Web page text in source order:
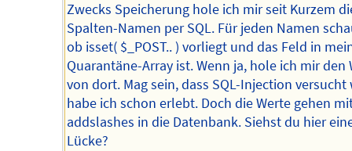
Zwecks Speicherung hole ich mir seit Kurzem
Spalten-Namen per SQL. Für jeden Namen
ob isset( $_POST.. ) vorliegt und das Feld in
Quarantäne-Array ist. Wenn ja, hole ich mir den
von dort. Mag sein, dass SQL-Injection versucht
habe ich schon erlebt. Doch die Werte gehen
addslashes in die Datenbank. Siehst du hier
Lücke?